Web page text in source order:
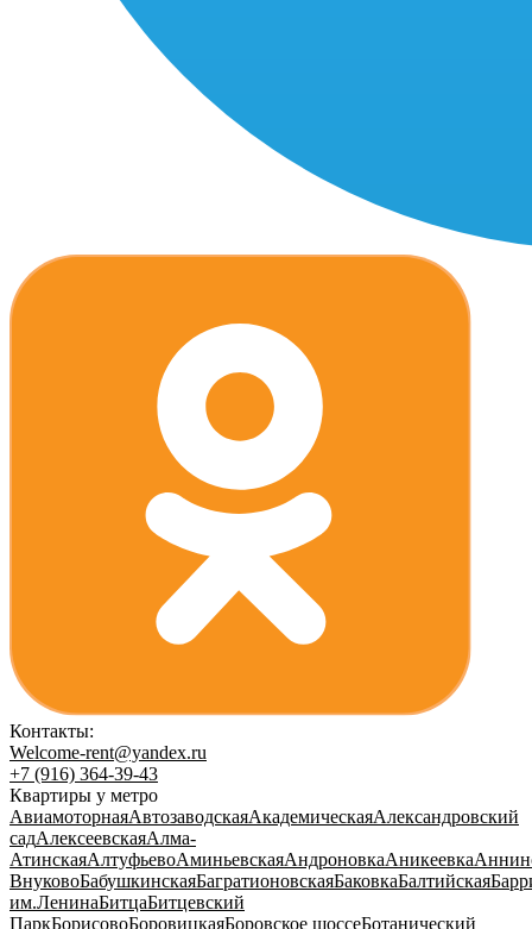
Контакты:
Welcome-rent@yandex.ru
+7 (916) 364-39-43
Квартиры у метро
АвиамоторнаяАвтозаводскаяАкадемическаяАлександровский
садАлексеевскаяАлма-
АтинскаяАлтуфьевоАминьевскаяАндроновкаАникеевка
ВнуковоБабушкинскаяБагратионовскаяБаковкаБалтийская
им.ЛенинаБитцаБитцевский
ПаркБорисовоБоровицкаяБоровское шоссеБотанический